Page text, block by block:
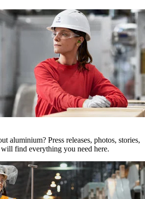
aluminium? Press releases, photos, stories,
find everything you need here.